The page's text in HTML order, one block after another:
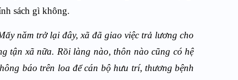
sách gì không.
năm trở lại đây, xã đã giao việc trả lương cho
tận xã nữa. Rồi làng nào, thôn nào cũng có hệ
báo trên loa để cán bộ hưu trí, thương bệnh